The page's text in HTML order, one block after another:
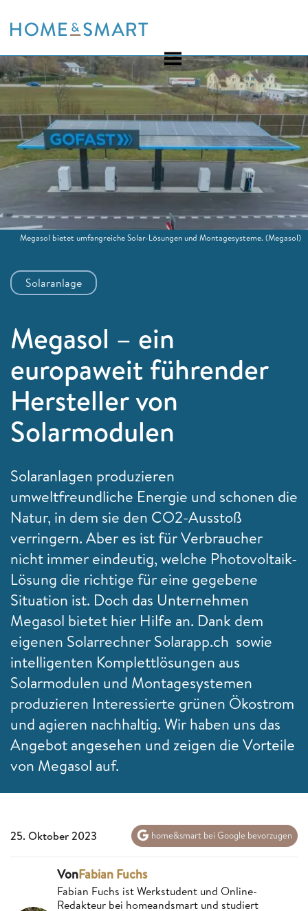
to
Solaranlage
Megasol – ein
europaweit führender
Hersteller von
Solarmodulen
Solaranlagen produzieren
umweltfreundliche Energie und schonen die
Natur, in dem sie den CO2-Ausstoß
verringern. Aber es ist für Verbraucher
nicht immer eindeutig, welche Photovoltaik-
Lösung die richtige für eine gegebene
Situation ist. Doch das Unternehmen
Megasol bietet hier Hilfe an. Dank dem
eigenen Solarrechner Solarapp.ch sowie
intelligenten Komplettlösungen aus
Solarmodulen und Montagesystemen
produzieren Interessierte grünen Ökostrom
und agieren nachhaltig. Wir haben uns das
Angebot angesehen und zeigen die Vorteile
von Megasol auf.
Megasol bietet umfangreiche Solar-Lösungen und Montagesysteme.(Megasol)
25. Oktober 2023 home&smart bei Google bevorzugen
VonFabian Fuchs
Fabian Fuchs ist Werkstudent und Online-
Redakteur bei homeandsmart und studiert